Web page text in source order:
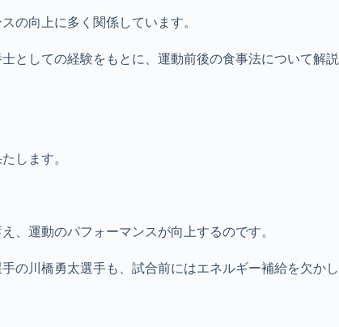
の向上に多く関係しています。
としての経験をもとに、運動前後の食事法について解
します。
、運動のパフォーマンスが向上するのです。
の川橋勇太選手も、試合前にはエネルギー補給を欠か